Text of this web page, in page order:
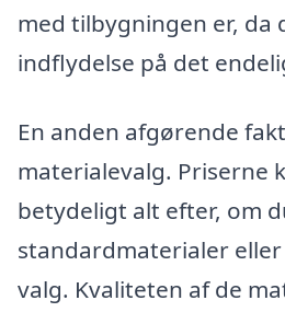
med tilbygningen er, da
indflydelse på det
En anden afgørende
materialevalg. Priserne
betydeligt alt efter, om
standardmaterialer
valg. Kvaliteten af de